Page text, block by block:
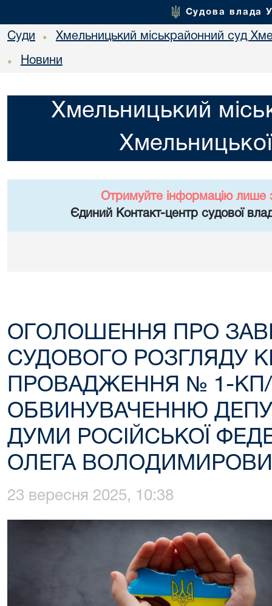
Судова влада
Суди • Хмельницький міськрайонний суд
• Новини
Хмельницький
Отримуйте інформацію лише
Єдиний Контакт-центр судової
ОГОЛОШЕННЯ ПРО
СУДОВОГО РОЗГЛЯДУ
ПРОВАДЖЕННЯ № 1-КП/
ОБВИНУВАЧЕННЮ
ДУМИ РОСІЙСЬКОЇ
ОЛЕГА
23 вересня 2025, 10:38